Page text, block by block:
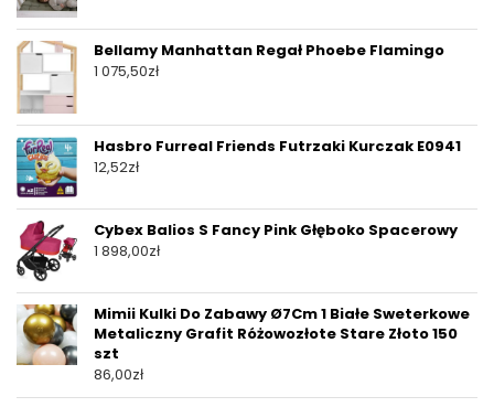
Bellamy Manhattan Regał Phoebe Flamingo
1 075,50zł
Hasbro Furreal Friends Futrzaki Kurczak E0941
12,52zł
Cybex Balios S Fancy Pink Głęboko Spacerowy
1 898,00zł
Mimii Kulki Do Zabawy Ø7Cm 1 Białe Sweterkowe
Metaliczny Grafit Różowozłote Stare Złoto 150
szt
86,00zł